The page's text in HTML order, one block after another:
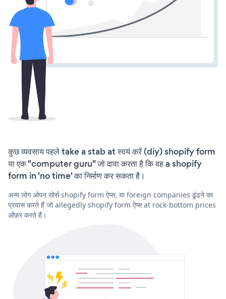
कुछ व्यवसाय पहले take a stab at स्वयं करें (diy) shopify form
या एक "computer guru" जो दावा करता है कि वह a shopify
form in 'no time' का निर्माण कर सकता है।
अन्य लोग ओपन सोर्स shopify form ऐप्स, या foreign companies ढूंढने का
प्रयास करते हैं जो allegedly shopify form ऐप्स at rock-bottom prices
ऑफ़र करते हैं।